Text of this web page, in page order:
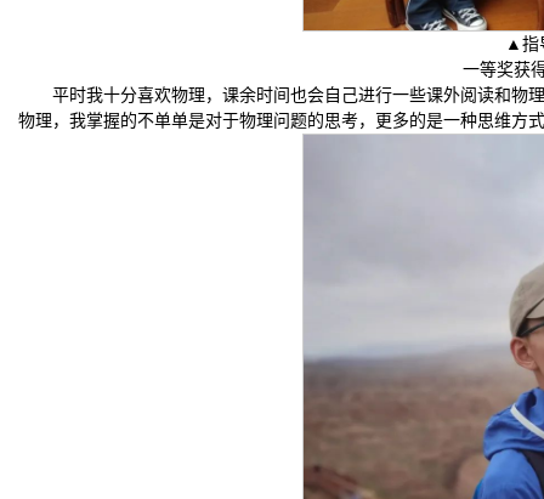
▲指
一等奖获
平时我十分喜欢物理，课余时间也会自己进行一些课外阅读和物
物理，我掌握的不单单是对于物理问题的思考，更多的是一种思维方